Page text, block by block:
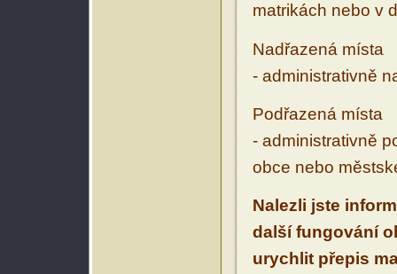
matrikách nebo v
Nadřazená místa
- administrativně
Podřazená místa
- administrativně
obce nebo
Nalezli jste
další fungování
urychlit přepis